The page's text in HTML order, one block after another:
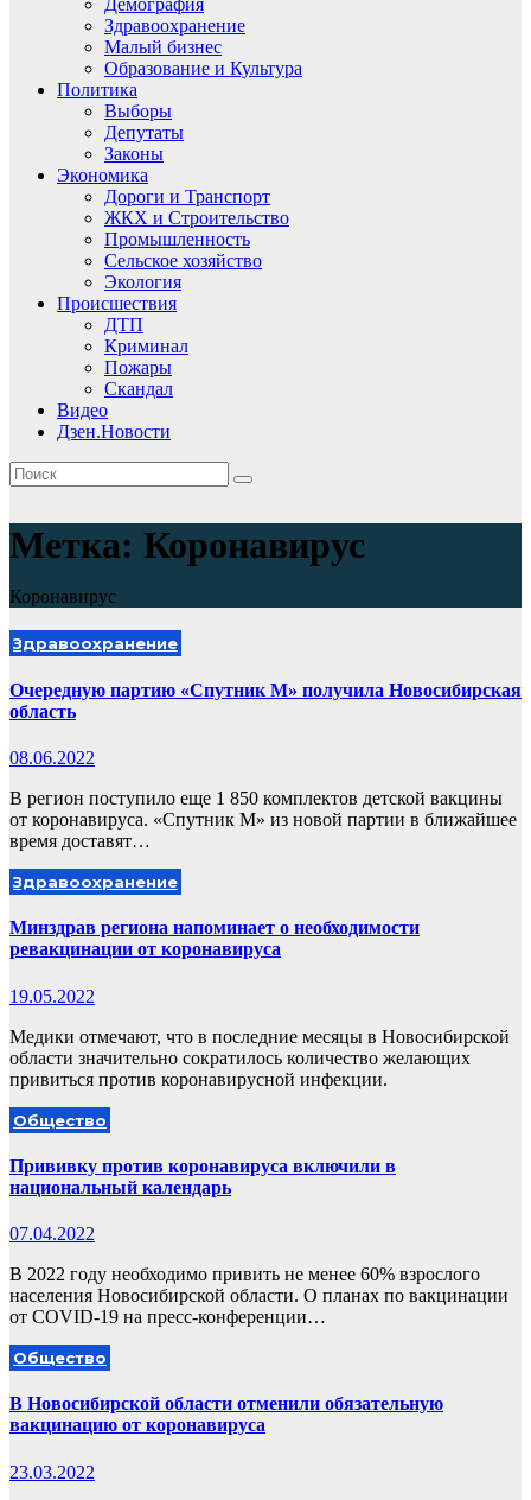
Демография
Здравоохранение
Малый бизнес
Образование и Культура
Политика
Выборы
Депутаты
Законы
Экономика
Дороги и Транспорт
ЖКХ и Строительство
Промышленность
Сельское хозяйство
Экология
Происшествия
ДТП
Криминал
Пожары
Скандал
Видео
Дзен.Новости
Метка: Коронавирус
Коронавирус
Здравоохранение
Очередную партию «Спутник М» получила Новосибирская
область
08.06.2022
В регион поступило еще 1 850 комплектов детской вакцины
от коронавируса. «Спутник М» из новой партии в ближайшее
время доставят…
Здравоохранение
Минздрав региона напоминает о необходимости
ревакцинации от коронавируса
19.05.2022
Медики отмечают, что в последние месяцы в Новосибирской
области значительно сократилось количество желающих
привиться против коронавирусной инфекции.
Общество
Прививку против коронавируса включили в
национальный календарь
07.04.2022
В 2022 году необходимо привить не менее 60% взрослого
населения Новосибирской области. О планах по вакцинации
от COVID-19 на пресс-конференции…
Общество
В Новосибирской области отменили обязательную
вакцинацию от коронавируса
23.03.2022